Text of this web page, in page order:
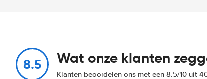
8.5 Wat onze klanten
Klanten beoordelen ons met een 8.5/10 uit